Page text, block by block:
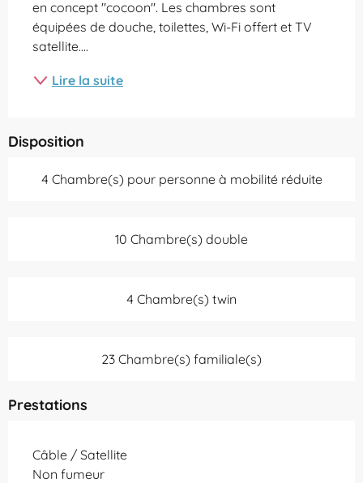
en concept "cocoon". Les chambres sont
équipées de douche, toilettes, Wi-Fi offert et TV
satellite....
Lire la suite
Disposition
4 Chambre(s) pour personne à mobilité réduite
10 Chambre(s) double
4 Chambre(s) twin
23 Chambre(s) familiale(s)
Prestations
Câble / Satellite
Non fumeur